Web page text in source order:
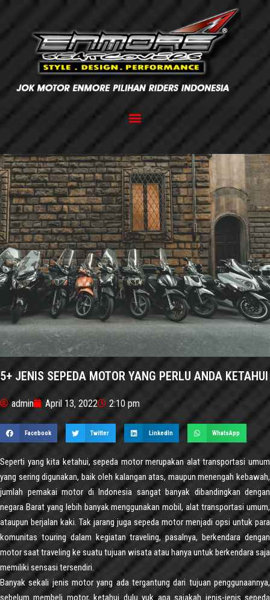
5+ JENIS SEPEDA MOTOR YANG PERLU ANDA KETAHUI
admin April 13, 2022 2:10 pm
Facebook Twitter LinkedIn WhatsApp
Seperti yang kita ketahui, sepeda motor merupakan alat transportasi umum
yang sering digunakan, baik oleh kalangan atas, maupun menengah kebawah,
jumlah pemakai motor di Indonesia sangat banyak dibandingkan dengan
negara Barat yang lebih banyak menggunakan mobil, alat transportasi umum,
ataupun berjalan kaki. Tak jarang juga sepeda motor menjadi opsi untuk para
komunitas touring dalam kegiatan traveling, pasalnya, berkendara dengan
motor saat traveling ke suatu tujuan wisata atau hanya untuk berkendara saja
memiliki sensasi tersendiri.
Banyak sekali jenis motor yang ada tergantung dari tujuan penggunaannya,